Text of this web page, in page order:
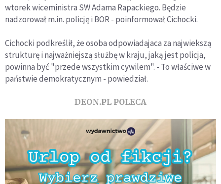
wtorek wiceministra SW Adama Rapackiego. Będzie
nadzorował m.in. policję i BOR - poinformował Cichocki.
Cichocki podkreślił, że osoba odpowiadajaca za najwiekszą
strukturę i najważniejszą służbę w kraju, jaką jest policja,
powinna być "przede wszystkim cywilem". - To właściwe w
państwie demokratycznym - powiedział.
DEON.PL POLECA